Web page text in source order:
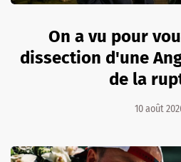
On a vu pour
dissection d'une
de la
10 août